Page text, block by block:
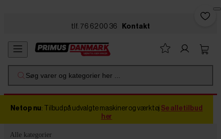
tlf. 76 62 00 36 Kontakt
Søg varer og kategorier her ...
Netop nu: Tilbud på udvalgte maskiner og værktøj Se alle tilbud
her
Alle kategorier